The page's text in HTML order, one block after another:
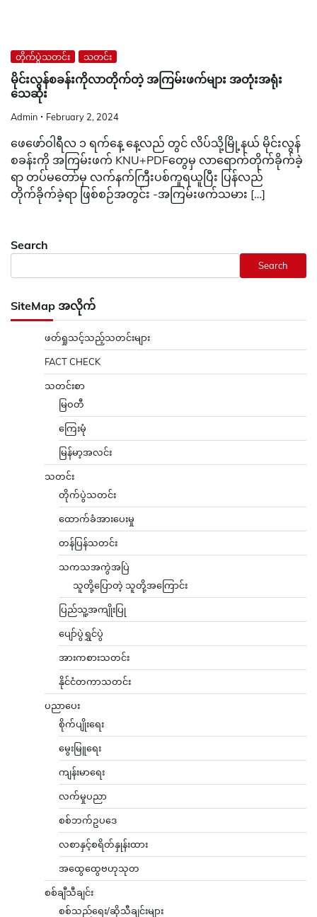
တိုက်ပွဲသတင်း သတင်း
မိုင်းလွန်စခန်းကိုလာတိုက်တဲ့ အကြမ်းဖက်များ အတုံးအရုံး
သေဆုံး
Admin February 2, 2024
ဖေဖော်ဝါရီလ ၁ ရက်နေ့ နေ့လည် တွင် လိပ်သို့မြို့နယ် မိုင်းလွန်
စခန်းကို အကြမ်းဖက် KNU+PDFတွေမှ လာရောက်တိုက်ခိုက်ခဲ့
ရာ တပ်မတော်မှ လက်နက်ကြီးပစ်ကူရယူပြီး ပြန်လည်
တိုက်ခိုက်ခဲ့ရာ ဖြစ်စဉ်အတွင်း -အကြမ်းဖက်သမား […]
Search
Search
SiteMap အလိုက်
ဖတ်ရှုသင့်သည့်သတင်းများ
FACT CHECK
သတင်းစာ
မြဝတီ
ကြေးမုံ
မြန်မာ့အလင်း
သတင်း
တိုက်ပွဲသတင်း
ထောက်ခံအားပေးမှု
တန်ပြန်သတင်း
သကသအကွဲအပြဲ
သူတို့ပြောတဲ့ သူတို့အကြောင်း
ပြည်သူ့အကျိုးပြု
ပျော်ပွဲရွှင်ပွဲ
အားကစားသတင်း
နိုင်ငံတကာသတင်း
ပညာပေး
စိုက်ပျိုးရေး
မွေးမြူရေး
ကျန်းမာရေး
လက်မှုပညာ
စစ်ဘက်ဥပဒေ
လစာနှင့်စရိတ်နှုန်းထား
အထွေထွေဗဟုသုတ
စစ်ချီသီချင်း
စစ်သည်ရေး/ဆိုသီချင်းများ